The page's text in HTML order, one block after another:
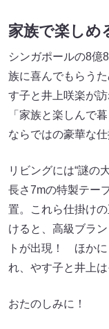
家族で楽しめ
シンガポールの8
族に喜んでもらう
す子と井上咲楽が
「家族と楽しんで
ならではの豪華な
リビングには“謎の
長さ7mの特製テー
置。これら仕掛け
けると、高級ブラ
トが出現！ ほかに
れ、やす子と井上
おたのしみに！